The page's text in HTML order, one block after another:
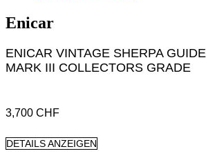
Enicar
ENICAR VINTAGE SHERPA GUIDE
MARK III COLLECTORS GRADE
3,700 CHF
DETAILS ANZEIGEN